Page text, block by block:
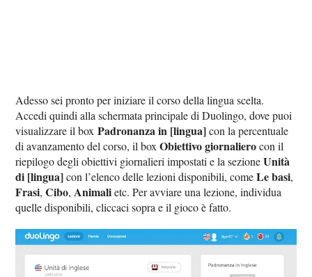
Adesso sei pronto per iniziare il corso della lingua scelta.
Accedi quindi alla schermata principale di Duolingo, dove puoi
visualizzare il boxPadronanza in [lingua]con la percentuale
di avanzamento del corso, il boxObiettivo giornalierocon il
riepilogo degli obiettivi giornalieri impostati e la sezioneUnità
di [lingua]con l’elenco delle lezioni disponibili, comeLe basi,
Frasi,Cibo, Animalietc. Per avviare una lezione, individua
quelle disponibili, cliccaci sopra e il gioco è fatto.